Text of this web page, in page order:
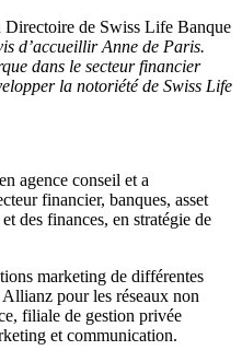
de Swiss Life Banque
d’accueillir Anne de Paris.
dans le secteur financier
la notoriété de Swiss Life
agence conseil et a
financier, banques, asset
des finances, en stratégie de
marketing de différentes
pour les réseaux non
filiale de gestion privée
et communication.